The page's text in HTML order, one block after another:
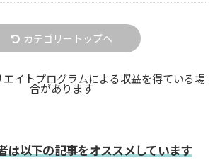
カテゴリートップへ
イトプログラムによる収益を得ている場
合があります
は以下の記事をオススメしています